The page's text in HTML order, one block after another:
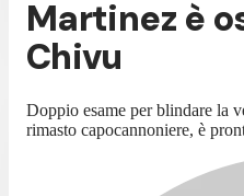
Martinez è
Chivu
Doppio esame per blindare la
rimasto capocannoniere, è